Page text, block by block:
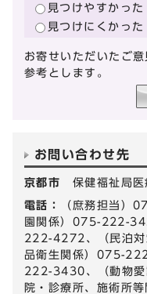
見つけやすかった
見つけにくかった
お寄せいただいたご
参考とします。
お問い合わせ先
京都市 保健福祉局
電話：
（庶務担当）
園関係）075-222-
222-4272、（民泊
品衛生関係）075-
222-3430、（動物
院・診療所、施術所